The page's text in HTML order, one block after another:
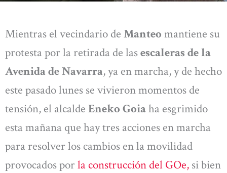
Mientras el vecindario de Manteo mantiene su
protesta por la retirada de lasescaleras de la
Avenida de Navarra, ya en marcha, y de hecho
este pasado lunes se vivieron momentos de
tensión, el alcalde Eneko Goiaha esgrimido
esta mañana que hay tres acciones en marcha
para resolver los cambios en la movilidad
provocados porla construcción del GOe, si bien